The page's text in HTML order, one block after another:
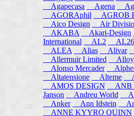
Agapecasa
Agena
AGORAphil
AGROB
Aico Design
Air
AKABA
Akari-Design
International
AL2
ALEA
Alias Alivar
Allermuir Limited
Alloy
Alonso Mercader
Altatensione
Alteme
AMOS DESIGN
ANB
Janson
Andreu World
Anker
Ann Idstein
ANNE KYYRO QUINN